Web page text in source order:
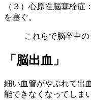
（３）心原性脳塞栓
を塞ぐ。
これらで脳卒中の
「脳出血」
細い血管がやぶれて出
能できなくなってしま